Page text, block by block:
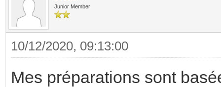
Junior Member
10/12/2020, 09:13:00
Mes préparations sont